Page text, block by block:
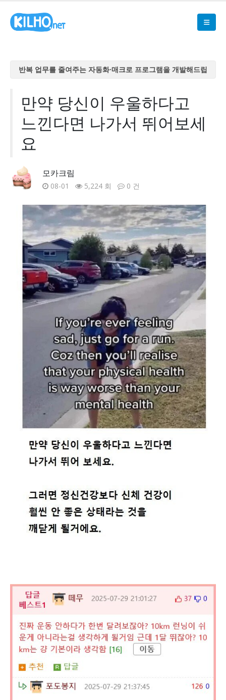
반복 업무를 줄여주는 자동화·매크로 프로그램을 개발해드립
반복 업무를 줄여주는 자동화·매크로 프로그램을 개발해드립
니다
반복 업무를 줄여주는 자동화·매크로 프로그램을 개발해드립
니다
반복 업무를 줄여주는 자동화·매크로 프로그램을 개발해드립
반복 업무를 줄여주는 자동화·매크로 프로그램을 개발해드립
니다
만약 당신이 우울하다고
느낀다면 나가서 뛰어보세
요
모카크림
08-01 5,224 회 0 건